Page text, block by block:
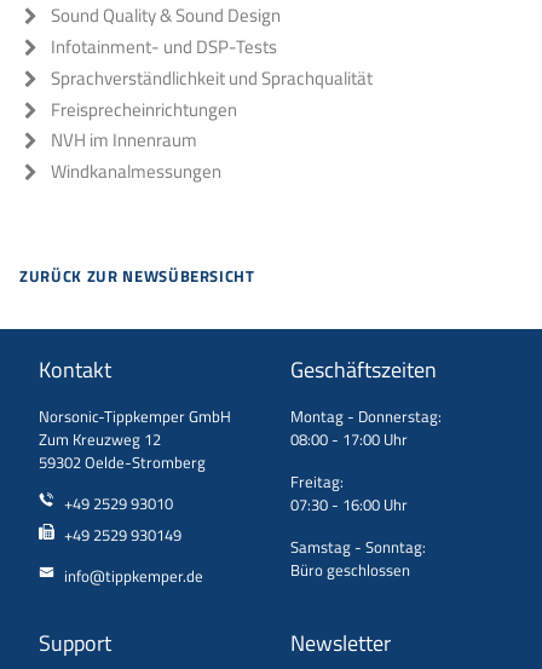
Sound Quality & Sound Design
Infotainment- und DSP-Tests
Sprachverständlichkeit und Sprachqualität
Freisprecheinrichtungen
NVH im Innenraum
Windkanalmessungen
ZURÜCK ZUR NEWSÜBERSICHT
Kontakt
Norsonic-Tippkemper GmbH
Zum Kreuzweg 12
59302 Oelde-Stromberg
+49 2529 93010
+49 2529 930149
info@tippkemper.de
Geschäftszeiten
Montag - Donnerstag:
08:00 - 17:00 Uhr
Freitag:
07:30 - 16:00 Uhr
Samstag - Sonntag:
Büro geschlossen
Support Newsletter